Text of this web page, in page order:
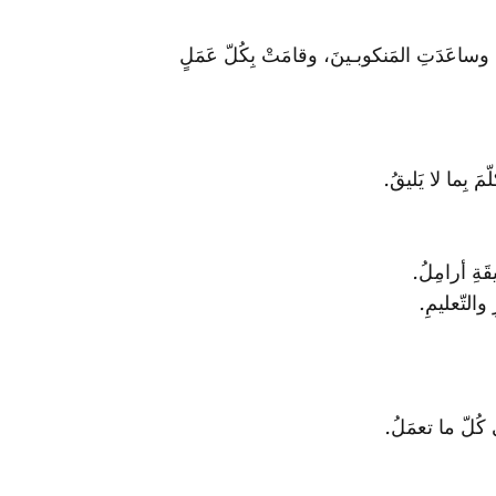
وساعَدَتِ المَنكوبـينَ، وقامَتْ بِكُلّ عَمَلٍ
بِما لا يَليقُ.
أرامِلُ.
كُلّ ما تعمَلُ.